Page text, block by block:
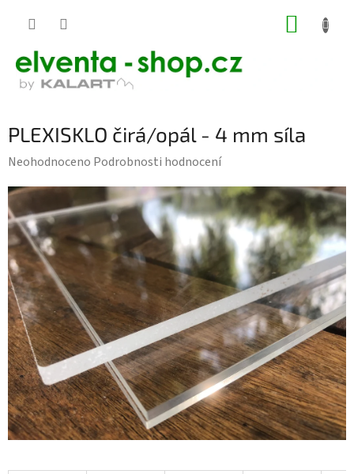
PLEXISKLO čirá/opál - 4 mm síla
Průměrné
produktu
je
0,0
z
5
hvězdiček.
Neohodnoceno Podrobnosti hodnocení